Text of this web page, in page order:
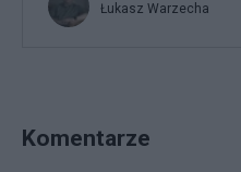
Łukasz Warzecha
Komentarze